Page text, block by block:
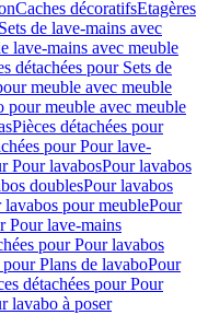
Caches décoratifsEtagères
Sets de lave-mains avec
lave-mains avec meuble
détachées pour Sets de
meuble avec meuble
pour meuble avec meuble
Pièces détachées pour
pour Pour lave-
Pour lavabosPour lavabos
doublesPour lavabos
lavabos pour meublePour
Pour lave-mains
pour Pour lavabos
pour Plans de lavaboPour
détachées pour Pour
lavabo à poser